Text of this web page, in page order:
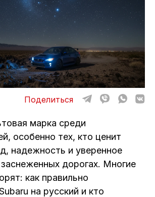
Поделиться
марка среди
особенно тех, кто ценит
надежность и уверенное
дорогах. Многие
как правильно
на русский и кто